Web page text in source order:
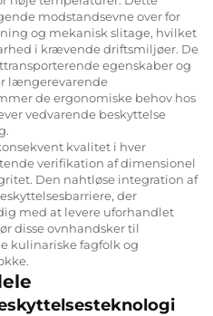
modstandsevne over for
og mekanisk slitage, hvilket
i krævende driftsmiljøer. De
egenskaber og
længerevarende
de ergonomiske behov hos
vedvarende beskyttelse
kvalitet i hver
verifikation af dimensionel
Den nahtløse integration af
der
med at levere uforhandlet
disse ovnhandsker til
kulinariske fagfolk og